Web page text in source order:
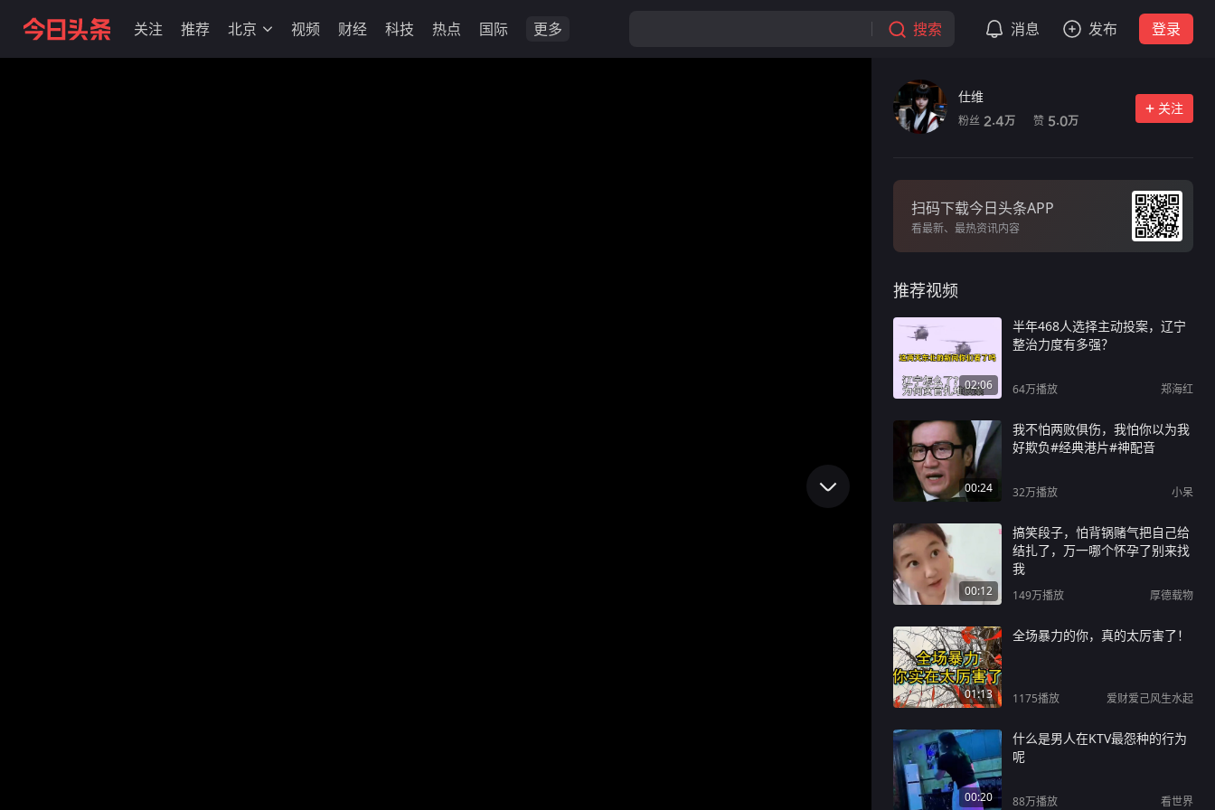
关注 推荐 北京 视频 财经 科技 热点 国际 更多 搜索 消息 发布 登录
仕维
粉丝 2.4万 赞 5.0万
关注
扫码下载今日头条APP
看最新、最热资讯内容
推荐视频
02:06
半年468人选择主动投案，辽宁
整治力度有多强？
64万播放 郑海红
00:24
我不怕两败俱伤，我怕你以为我
好欺负#经典港片#神配音
32万播放 小呆
00:12
搞笑段子，怕背锅赌气把自己给
结扎了，万一哪个怀孕了别来找
我
149万播放 厚德载物
01:13
全场暴力的你，真的太厉害了！
1175播放 爱财爱己风生水起
00:20
什么是男人在KTV最怨种的行为
呢
88万播放 看世界